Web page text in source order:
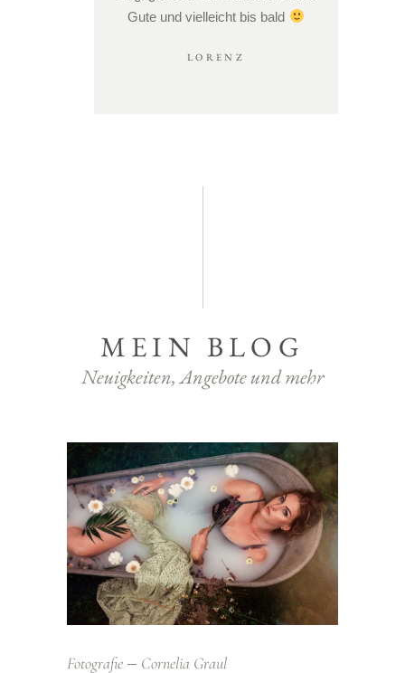
Gute und vielleicht bis bald
LORENZ
MEIN BLOG
Neuigkeiten, Angebote und mehr
Fotografie Cornelia Graul